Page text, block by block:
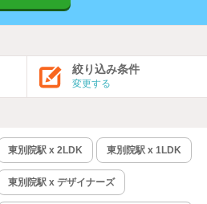
絞り込み条件
変更する
東別院駅 x 2LDK 東別院駅 x 1LDK
東別院駅 x デザイナーズ